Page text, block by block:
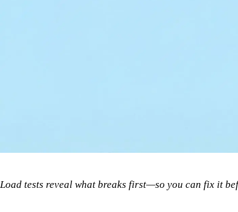
Load tests reveal what breaks first—so you can fix it